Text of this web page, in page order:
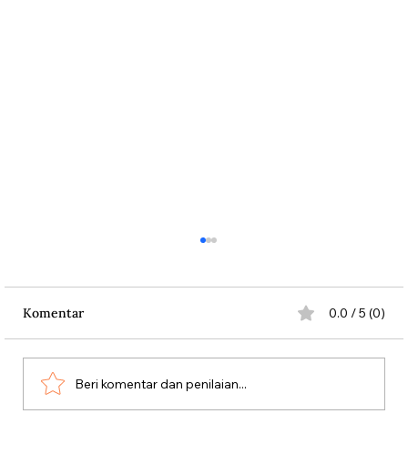
Komentar 0.0 / 5 (0)
Beri komentar dan penilaian...